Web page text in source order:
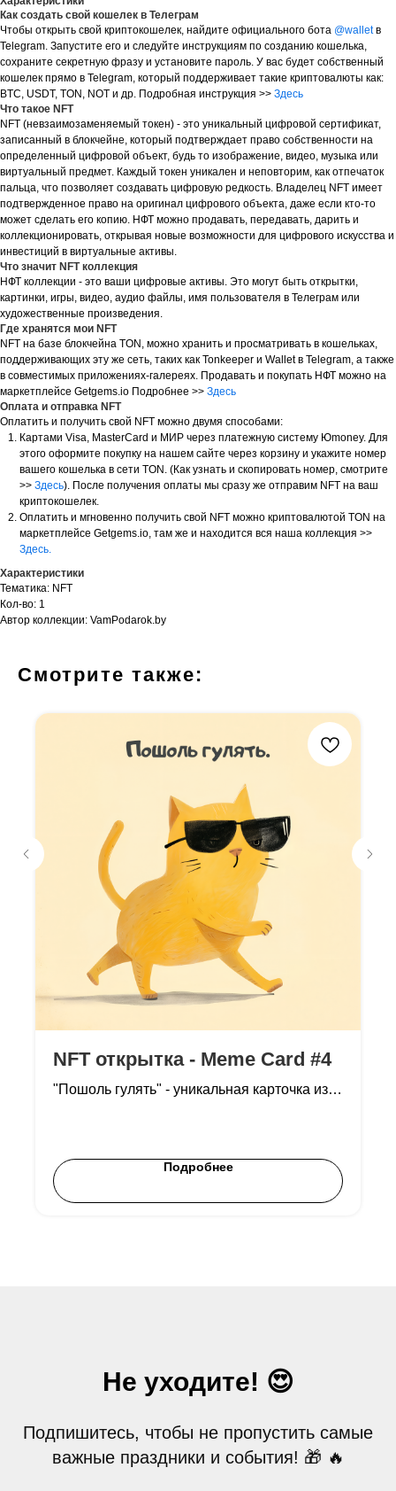
Как создать свой кошелек в Телеграм
Чтобы открыть свой криптокошелек, найдите официального бота @walletв
Telegram. Запустите его и следуйте инструкциям по созданию кошелька,
сохраните секретную фразу и установите пароль. У вас будет собственный
кошелек прямо в Telegram, который поддерживает такие криптовалюты как:
BTC, USDT, TON, NOT и др. Подробная инструкция >> Здесь
Что такое NFT
NFT (невзаимозаменяемый токен) - это уникальный цифровой сертификат,
записанный в блокчейне, который подтверждает право собственности на
определенный цифровой объект, будь то изображение, видео, музыка или
виртуальный предмет. Каждый токен уникален и неповторим, как отпечаток
пальца, что позволяет создавать цифровую редкость. Владелец NFT имеет
подтвержденное право на оригинал цифрового объекта, даже если кто-то
может сделать его копию. НФТ можно продавать, передавать, дарить и
коллекционировать, открывая новые возможности для цифрового искусства и
инвестиций в виртуальные активы.
Что значит NFT коллекция
НФТ коллекции - это ваши цифровые активы. Это могут быть открытки,
картинки, игры, видео, аудио файлы, имя пользователя в Телеграм или
художественные произведения.
Где хранятся мои NFT
NFT на базе блокчейна TON, можно хранить и просматривать в кошельках,
поддерживающих эту же сеть, таких как Tonkeeper и Wallet в Telegram, а также
в совместимых приложениях-галереях. Продавать и покупать НФТ можно на
маркетплейсе Getgems.io Подробнее >> Здесь
Оплата и отправка NFT
Оплатить и получить свой NFT можно двумя способами:
Картами Visa, MasterCard и МИР через платежную систему Юmoney. Для
этого оформите покупку на нашем сайте через корзину и укажите номер
вашего кошелька в сети TON. (Как узнать и скопировать номер, смотрите
>> Здесь). После получения оплаты мы сразу же отправим NFT на ваш
криптокошелек.
Оплатить и мгновенно получить свой NFT можно криптовалютой TON на
маркетплейсе Getgems.io, там же и находится вся наша коллекция >>
Здесь.
Характеристики
Тематика: NFT
Кол-во: 1
Автор коллекции: VamPodarok.by
Смотрите также:
NFT открытка - Meme Card #4
"Пошоль гулять" - уникальная карточка из
Подробнее
Не уходите! 😍
Подпишитесь, чтобы не пропустить самые
важные праздники и события! 🎁 🔥